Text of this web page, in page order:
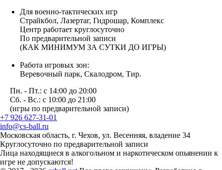
Для военно-тактических игр
Страйкбол, Лазертаг, Гидрошар, Комплекс
Центр работает круглосуточно
По предварительной записи
(КАК МИНИМУМ ЗА СУТКИ ДО ИГРЫ)
Работа игровых зон:
Веревочный парк, Скалодром, Тир.
Пн. - Пт.: с 14:00 до 20:00
Сб. - Вс.: с 10:00 до 21:00
(игры по предварительной записи)
+7 926 627-31-01
info@cs-ball.ru
Московская область, г. Чехов, ул. Весенняя, владение 34
Круглосуточно по предварительной записи
Лица находящиеся в алкогольном и наркотическом опьянении к
игре не допускаются!